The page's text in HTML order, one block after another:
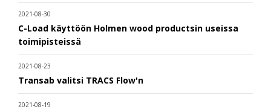
2021-08-30
C-Load käyttöön Holmen wood productsin useissa
toimipisteissä
2021-08-23
Transab valitsi TRACS Flow'n
2021-08-19